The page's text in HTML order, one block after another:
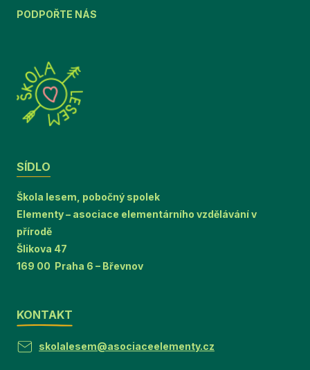
PODPOŘTE NÁS
SÍDLO
Škola lesem, pobočný spolek
Elementy – asociace elementárního vzdělávání v
přírodě
Šlikova 47
169 00 Praha 6 – Břevnov
KONTAKT
skolalesem@asociaceelementy.cz